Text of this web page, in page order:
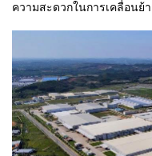
ความสะดวกในการเคลื่อนย้